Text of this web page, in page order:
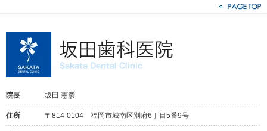
院長 坂田 憲彦
住所 〒814-0104 福岡市城南区別府6丁目5番9号